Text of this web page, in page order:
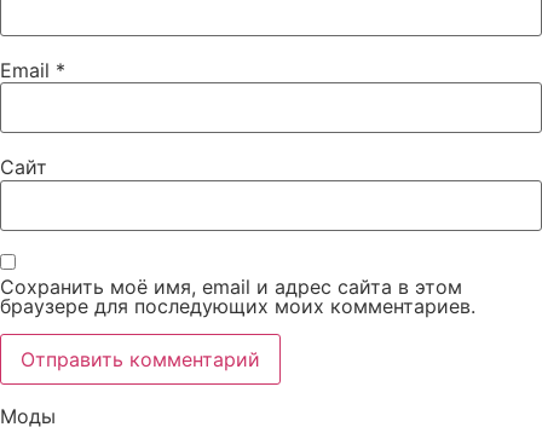
Email *
Сайт
Сохранить моё имя, email и адрес сайта в этом
браузере для последующих моих комментариев.
Моды